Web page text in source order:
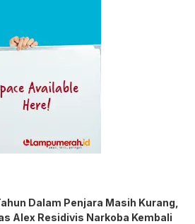
Dalam Penjara Masih Kurang,
Alex Residivis Narkoba Kembali